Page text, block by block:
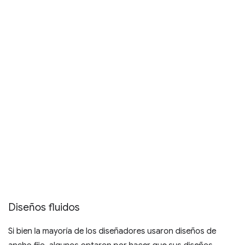
Diseños fluidos
Si bien la mayoría de los diseñadores usaron diseños de